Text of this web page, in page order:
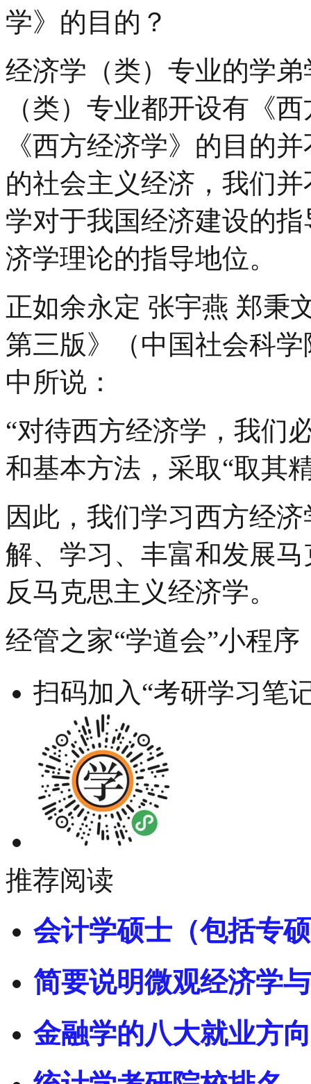
学》的目的？
经济学（类）专业的学
（类）专业都开设有《
《西方经济学》的目的
的社会主义经济，我们
学对于我国经济建设的
济学理论的指导地位。
正如余永定 张宇燕 郑秉
第三版》（中国社会科
中所说：
“对待西方经济学，我们
和基本方法，采取“取其
因此，我们学习西方经
解、学习、丰富和发展
反马克思主义经济学。
经管之家“学道会”小程序
扫码加入“考研学习笔
推荐阅读
会计学硕士（包括专
简要说明微观经济学
金融学的八大就业方